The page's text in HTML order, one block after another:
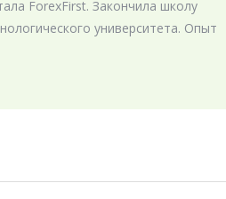
ForexFirst. Закончила школу
университета. Опыт